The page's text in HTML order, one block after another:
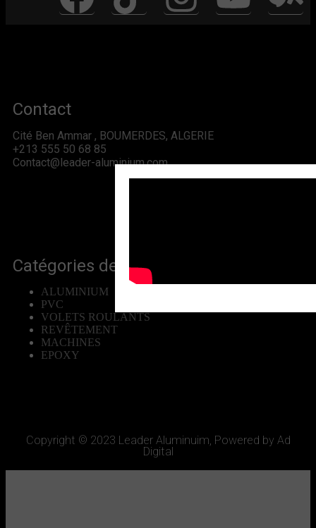
Contact
Cité Ben Ammar , BOUMERDES, ALGERIE
+213 555 50 68 85
Contact@leader-aluminium.com
Catégories de produits
ALUMINIUM
PVC
VOLETS ROULANTS
REVÊTEMENT
MACHINES
EPOXY
Copyright © 2023 Leader Aluminuim, Powered by Ad
Digital